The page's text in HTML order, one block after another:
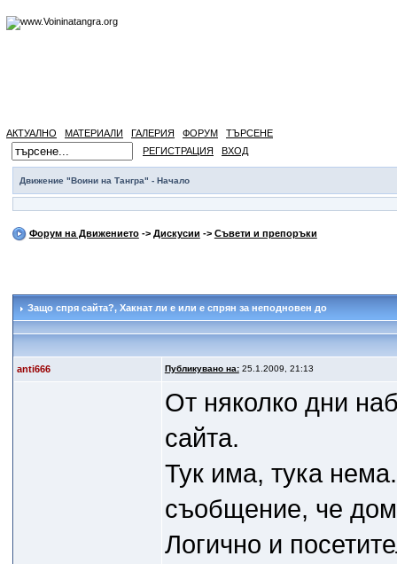
АКТУАЛНО МАТЕРИАЛИ ГАЛЕРИЯ ФОРУМ
ТЪРСЕНЕ
РЕГИСТРАЦИЯ
ВХОД
Движение "Воини на Тангра" - Начало
Форум на Движението-> Дискусии -> Съвети и препоръки
Защо спря сайта?, Хакнат ли е или е спрян за неподновен до
anti666 Публикувано на:25.1.2009, 21:13
От няколко дни
сайта.
Тук има, тука
съобщение, че
Логично и